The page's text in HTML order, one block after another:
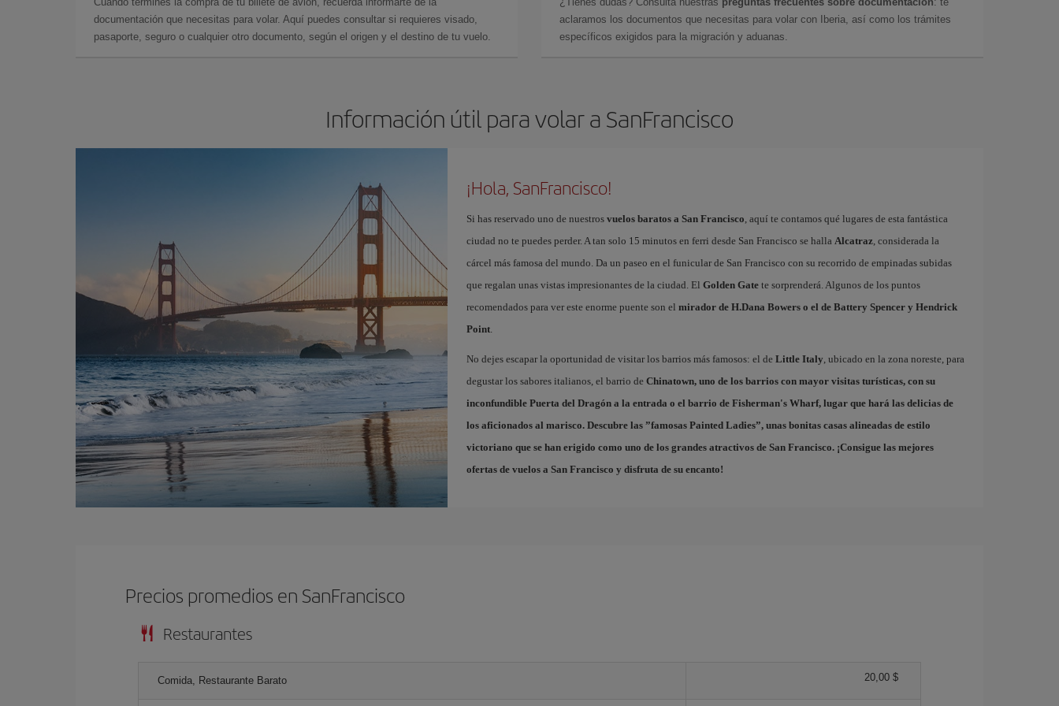
documentación que necesitas para volar. Aquí puedes consultar si requieres visado,
pasaporte, seguro o cualquier otro documento, según el origen y el destino de tu vuelo.
aclaramos los documentos que necesitas para volar con Iberia, así como los trámites
específicos exigidos para la migración y aduanas.
Información útil para volar a SanFrancisco
¡Hola, SanFrancisco!
Si has reservado uno de nuestros vuelos baratos a San Francisco, aquí te contamos qué lugares de esta fantástica
ciudad no te puedes perder. A tan solo 15 minutos en ferri desde San Francisco se halla Alcatraz, considerada la
cárcel más famosa del mundo. Da un paseo en el funicular de San Francisco con su recorrido de empinadas subidas
que regalan unas vistas impresionantes de la ciudad. El Golden Gatete sorprenderá. Algunos de los puntos
recomendados para ver este enorme puente son el mirador de H.Dana Bowers o el de Battery Spencer y Hendrick
Point.
No dejes escapar la oportunidad de visitar los barrios más famosos: el de Little Italy, ubicado en la zona noreste, para
degustar los sabores italianos, el barrio de Chinatown, uno de los barrios con mayor visitas turísticas, con su
inconfundible Puerta del Dragón a la entrada o el barrio de Fisherman's Wharf, lugar que hará las delicias de
los aficionados al marisco. Descubre las ”famosas Painted Ladies”, unas bonitas casas alineadas de estilo
victoriano que se han erigido como uno de los grandes atractivos de San Francisco. ¡Consigue las mejores
ofertas de vuelos a San Francisco y disfruta de su encanto!
Precios promedios en SanFrancisco
Restaurantes
Comida, Restaurante Barato 20,00 $